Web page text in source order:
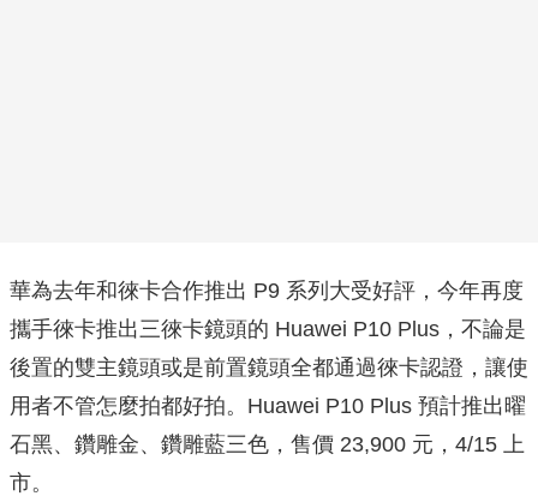
華為去年和徠卡合作推出 P9 系列大受好評，今年再度
攜手徠卡推出三徠卡鏡頭的 Huawei P10 Plus，不論是
後置的雙主鏡頭或是前置鏡頭全都通過徠卡認證，讓使
用者不管怎麼拍都好拍。Huawei P10 Plus 預計推出曜
石黑、鑽雕金、鑽雕藍三色，售價 23,900 元，4/15 上
市。